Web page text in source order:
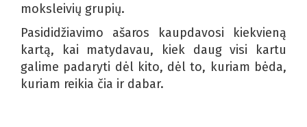
moksleivių grupių.
Pasididžiavimo ašaros kaupdavosi kiekvieną
kartą, kai matydavau, kiek daug visi kartu
galime padaryti dėl kito, dėl to, kuriam bėda,
kuriam reikia čia ir dabar.